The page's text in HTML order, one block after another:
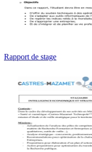
Rapport de stage